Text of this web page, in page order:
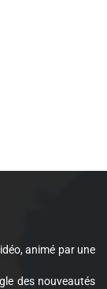
animé par une
des nouveautés